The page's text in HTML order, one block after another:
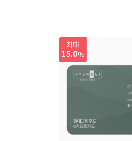
최대
15.0%